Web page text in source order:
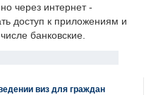
через интернет -
доступ к приложениям и
банковские.
виз для граждан